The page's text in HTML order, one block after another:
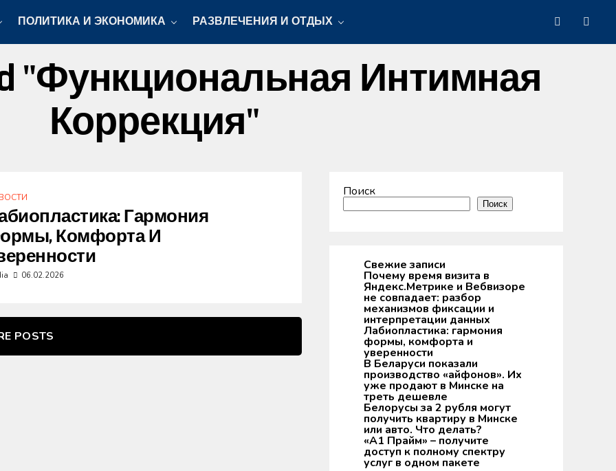
ПОЛИТИКА И ЭКОНОМИКА РАЗВЛЕЧЕНИЯ И ОТДЫХ
"функциональная Интимная
Коррекция"
Гармония
Комфорта И
06.02.2026
POSTS
Поиск
Поиск
Свежие записи
Почему время визита в
Яндекс.Метрике и Вебвизоре
не совпадает: разбор
механизмов фиксации и
интерпретации данных
Лабиопластика: гармония
формы, комфорта и
уверенности
В Беларуси показали
производство «айфонов». Их
уже продают в Минске на
треть дешевле
Белорусы за 2 рубля могут
получить квартиру в Минске
или авто. Что делать?
«А1 Прайм» – получите
доступ к полному спектру
услуг в одном пакете